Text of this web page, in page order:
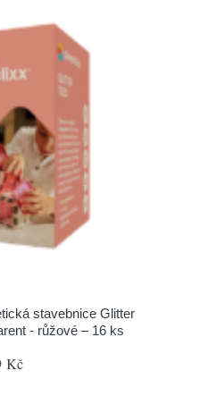
stavebnice Glitter
- růžové – 16 ks
Kč